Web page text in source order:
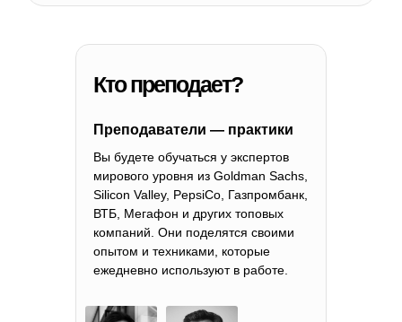
Кто преподает?
Преподаватели — практики
Вы будете обучаться у экспертов
мирового уровня из Goldman Sachs,
Silicon Valley, PepsiCo, Газпромбанк,
ВТБ, Мегафон и других топовых
компаний. Они поделятся своими
опытом и техниками, которые
ежедневно используют в работе.